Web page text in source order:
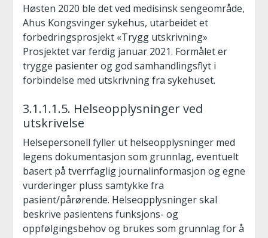
Høsten 2020 ble det ved medisinsk sengeområde,
Ahus Kongsvinger sykehus, utarbeidet et
forbedringsprosjekt «Trygg utskrivning»
Prosjektet var ferdig januar 2021. Formålet er
trygge pasienter og god samhandlingsflyt i
forbindelse med utskrivning fra sykehuset.
3.1.1.1.5. Helseopplysninger ved
utskrivelse
Helsepersonell fyller ut helseopplysninger med
legens dokumentasjon som grunnlag, eventuelt
basert på tverrfaglig journalinformasjon og egne
vurderinger pluss samtykke fra
pasient/pårørende. Helseopplysninger skal
beskrive pasientens funksjons- og
oppfølgingsbehov og brukes som grunnlag for å